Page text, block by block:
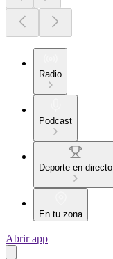
Radio
Podcast
Deporte en directo
En tu zona
Abrir app